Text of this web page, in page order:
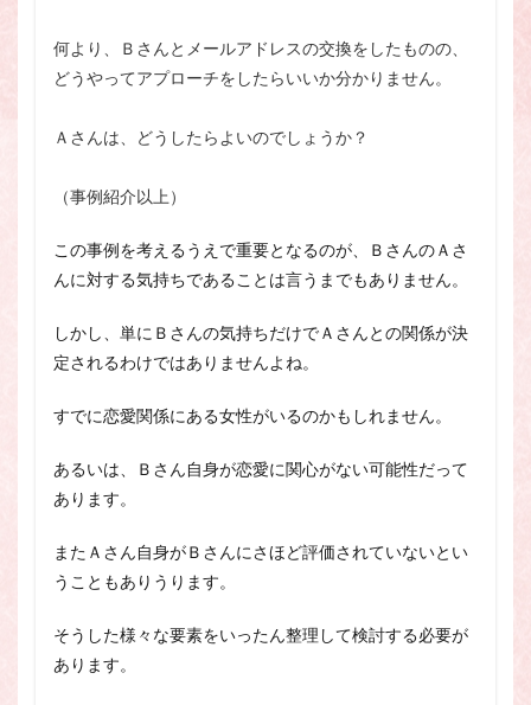
何より、Ｂさんとメールアドレスの交換をしたものの、
どうやってアプローチをしたらいいか分かりません。
Ａさんは、どうしたらよいのでしょうか？
（事例紹介以上）
この事例を考えるうえで重要となるのが、ＢさんのＡさ
んに対する気持ちであることは言うまでもありません。
しかし、単にＢさんの気持ちだけでＡさんとの関係が決
定されるわけではありませんよね。
すでに恋愛関係にある女性がいるのかもしれません。
あるいは、Ｂさん自身が恋愛に関心がない可能性だって
あります。
またＡさん自身がＢさんにさほど評価されていないとい
うこともありうります。
そうした様々な要素をいったん整理して検討する必要が
あります。